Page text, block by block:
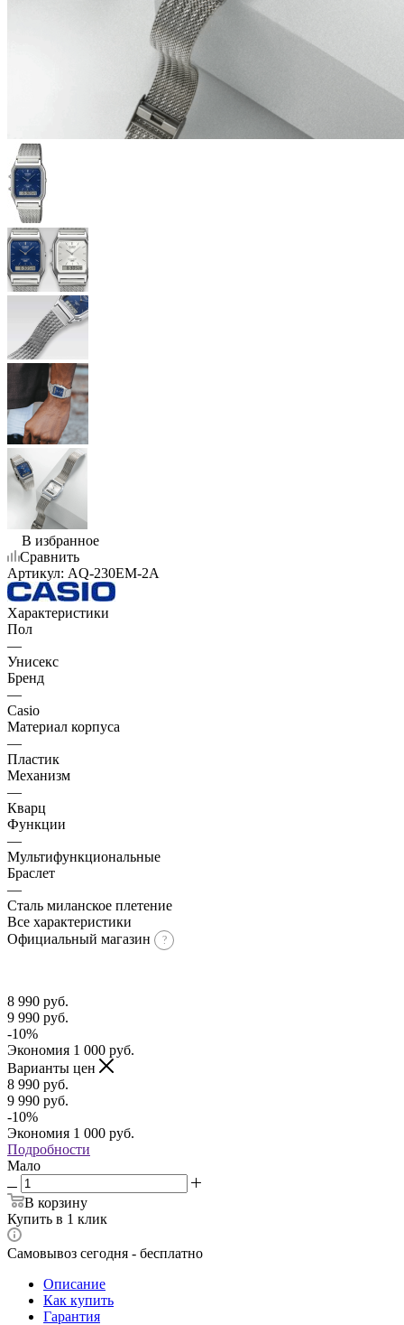
В избранное
Сравнить
Артикул: AQ-230EM-2A
Характеристики
Пол
—
Унисекс
Бренд
—
Casio
Материал корпуса
—
Пластик
Механизм
—
Кварц
Функции
—
Мультифункциональные
Браслет
—
Сталь миланское плетение
Все характеристики
Официальный магазин
8 990 руб.
9 990 руб.
-10%
Экономия 1 000 руб.
Варианты цен
8 990 руб.
9 990 руб.
-10%
Экономия 1 000 руб.
Подробности
Мало
В корзину
Купить в 1 клик
Самовывоз сегодня - бесплатно
Описание
Как купить
Гарантия